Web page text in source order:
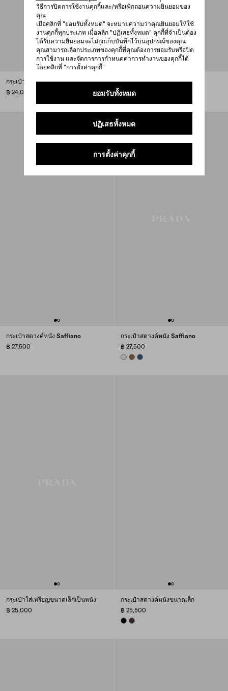
วิธีการปิดการใช้งานคุกกี้และ/หรือเพิกถอนความยินยอมของ
คุณ
เมื่อคลิกที่ "ยอมรับทั้งหมด" จะหมายความว่าคุณยินยอมให้ใช้
งานคุกกี้ทุกประเภท เมื่อคลิก "ปฏิเสธทั้งหมด" คุกกี้ที่จำเป็นต้อง
ได้รับความยินยอมจะไม่ถูกเก็บบันทึกไว้บนอุปกรณ์ของคุณ
คุณสามารถเลือกประเภทของคุกกี้ที่คุณต้องการยอมรับหรือปิด
การใช้งาน และจัดการการกำหนดค่าการทำงานของคุกกี้ได้
โดยคลิกที่ "การตั้งค่าคุกกี้"
ยอมรับทั้งหมด
ปฏิเสธทั้งหมด
การตั้งค่าคุกกี้
กระเป๋าสตางค์หนัง Saffiano
฿ 24,000
กระเป๋าสตางค์หนัง Saffiano
฿ 26,000
กระเป๋าสตางค์หนัง Saffiano
฿ 27,500
กระเป๋าสตางค์หนัง Saffiano
฿ 27,500
CHALK WHITE
LODEN GREEN
AVIATION BLUE
กระเป๋าใส่เหรียญขนาดเล็กเป็นหนัง
฿ 25,000
กระเป๋าสตางค์หนังขนาดเล็ก
฿ 25,500
BLACKDARK BROWN